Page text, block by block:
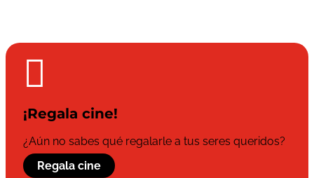

¡Regala cine!
¿Aún no sabes qué regalarle a tus seres queridos?
Regala cine